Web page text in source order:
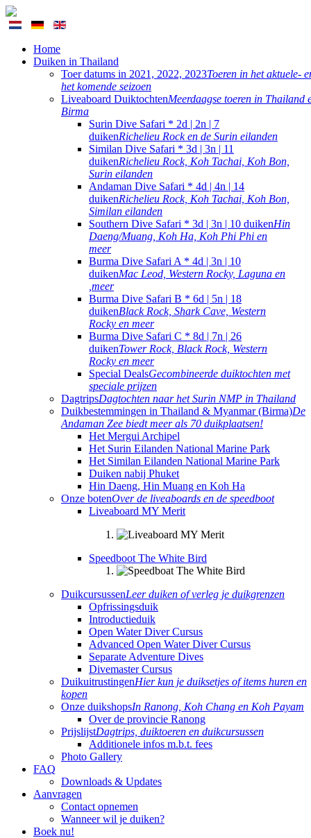
Home
Duiken in Thailand
Toer datums in 2021, 2022, 2023Toeren in het aktuele-
het komende seizoen
Liveaboard DuiktochtenMeerdaagse toeren in Thailand
Birma
Surin Dive Safari * 2d | 2n | 7
duikenRichelieu Rock en de Surin eilanden
Similan Dive Safari * 3d | 3n | 11
duikenRichelieu Rock, Koh Tachai, Koh Bon,
Surin eilanden
Andaman Dive Safari * 4d | 4n | 14
duikenRichelieu Rock, Koh Tachai, Koh Bon,
Similan eilanden
Southern Dive Safari * 3d | 3n | 10 duikenHin
Daeng/Muang, Koh Ha, Koh Phi Phi en
meer
Burma Dive Safari A * 4d | 3n | 10
duikenMac Leod, Western Rocky, Laguna en
,meer
Burma Dive Safari B * 6d | 5n | 18
duikenBlack Rock, Shark Cave, Western
Rocky en meer
Burma Dive Safari C * 8d | 7n | 26
duikenTower Rock, Black Rock, Western
Rocky en meer
Special DealsGecombineerde duiktochten met
speciale prijzen
DagtripsDagtochten naar het Surin NMP in Thailand
Duikbestemmingen in Thailand & Myanmar (Birma)De
Andaman Zee biedt meer als 70 duikplaatsen!
Het Mergui Archipel
Het Surin Eilanden National Marine Park
Het Similan Eilanden National Marine Park
Duiken nabij Phuket
Hin Daeng, Hin Muang en Koh Ha
Onze botenOver de liveaboards en de speedboot
Liveaboard MY Merit
Speedboot The White Bird
DuikcursussenLeer duiken of verleg je duikgrenzen
Opfrissingsduik
Introductieduik
Open Water Diver Cursus
Advanced Open Water Diver Cursus
Separate Adventure Dives
Divemaster Cursus
DuikuitrustingenHier kun je duiksetjes of items huren en
kopen
Onze duikshopsIn Ranong, Koh Chang en Koh Payam
Over de provincie Ranong
PrijslijstDagtrips, duiktoeren en duikcursussen
Additionele infos m.b.t. fees
Photo Gallery
FAQ
Downloads & Updates
Aanvragen
Contact opnemen
Wanneer wil je duiken?
Boek nu!